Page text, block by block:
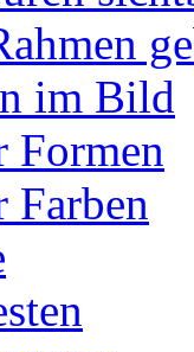
im Bild
Formen
Farben